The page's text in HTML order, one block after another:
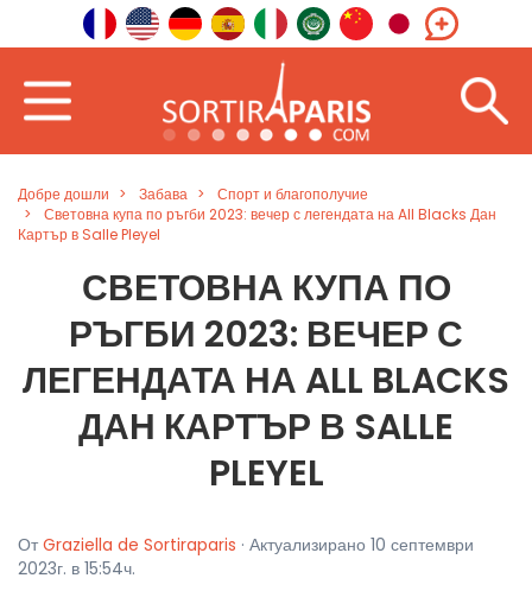
Добре дошли Забава
Спорт и благополучие
Световна купа по ръгби 2023: вечер с легендата на All Blacks Дан
Картър в Salle Pleyel
СВЕТОВНА КУПА ПО
РЪГБИ 2023: ВЕЧЕР С
ЛЕГЕНДАТА НА ALL BLACKS
ДАН КАРТЪР В SALLE
PLEYEL
От Graziella de Sortiraparis · Актуализирано 10 септември
2023г. в 15:54ч.